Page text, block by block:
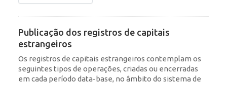
Publicação dos registros de capitais
estrangeiros
Os registros de capitais estrangeiros contemplam os
seguintes tipos de operações, criadas ou encerradas
em cada período data-base, no âmbito do sistema de